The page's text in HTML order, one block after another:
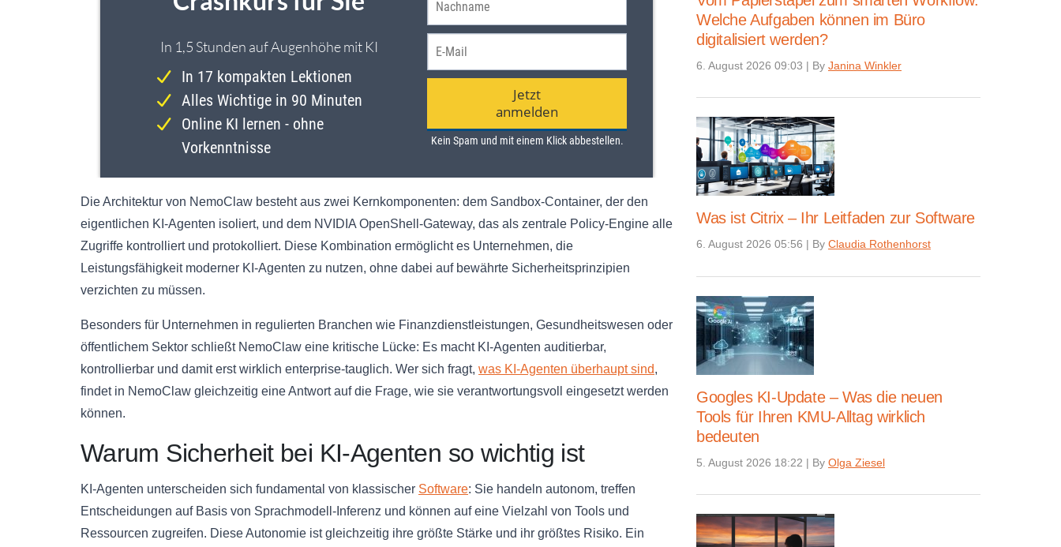
Die Architektur von NemoClaw besteht aus zwei Kernkomponenten: dem Sandbox-Container, der den
eigentlichen KI-Agenten isoliert, und dem NVIDIA OpenShell-Gateway, das als zentrale Policy-Engine alle
Zugriffe kontrolliert und protokolliert. Diese Kombination ermöglicht es Unternehmen, die
Leistungsfähigkeit moderner KI-Agenten zu nutzen, ohne dabei auf bewährte Sicherheitsprinzipien
verzichten zu müssen.
Besonders für Unternehmen in regulierten Branchen wie Finanzdienstleistungen, Gesundheitswesen oder
öffentlichem Sektor schließt NemoClaw eine kritische Lücke: Es macht KI-Agenten auditierbar,
kontrollierbar und damit erst wirklich enterprise-tauglich. Wer sich fragt, was KI-Agenten überhaupt sind,
findet in NemoClaw gleichzeitig eine Antwort auf die Frage, wie sie verantwortungsvoll eingesetzt werden
können.
Warum Sicherheit bei KI-Agenten so wichtig ist
KI-Agenten unterscheiden sich fundamental von klassischer Software: Sie handeln autonom, treffen
Entscheidungen auf Basis von Sprachmodell-Inferenz und können auf eine Vielzahl von Tools und
Ressourcen zugreifen. Diese Autonomie ist gleichzeitig ihre größte Stärke und ihr größtes Risiko. Ein
Welche Aufgaben können im Büro
digitalisiert werden?
6. August 2026 09:03 | By Janina Winkler
Was ist Citrix – Ihr Leitfaden zur Software
6. August 2026 05:56 | By Claudia Rothenhorst
Googles KI-Update – Was die neuen
Tools für Ihren KMU-Alltag wirklich
bedeuten
5. August 2026 18:22 | By Olga Ziesel